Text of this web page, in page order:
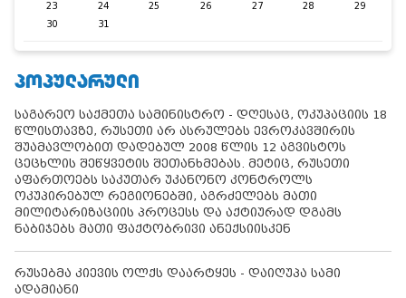
23
24 25 26 27 28
29
30
31
ᲞᲝᲞᲣᲚᲐᲠᲣᲚᲘ
საგარეო საქმეთა სამინისტრო - დღესაც, ოკუპაციის 18
წლისთავზე, რუსეთი არ ასრულებს ევროკავშირის
შუამავლობით დადებულ 2008 წლის 12 აგვისტოს
ცეცხლის შეწყვეტის შეთანხმებას. მეტიც, რუსეთი
აფართოებს საკუთარ უკანონო კონტროლს
ოკუპირებულ რეგიონებში, აგრძელებს მათი
მილიტარიზაციის პროცესს და აქტიურად დგამს
ნაბიჯებს მათი ფაქტობრივი ანექსიისკენ
რუსებმა კიევის ოლქს დაარტყეს - დაიღუპა სამი
ადამიანი